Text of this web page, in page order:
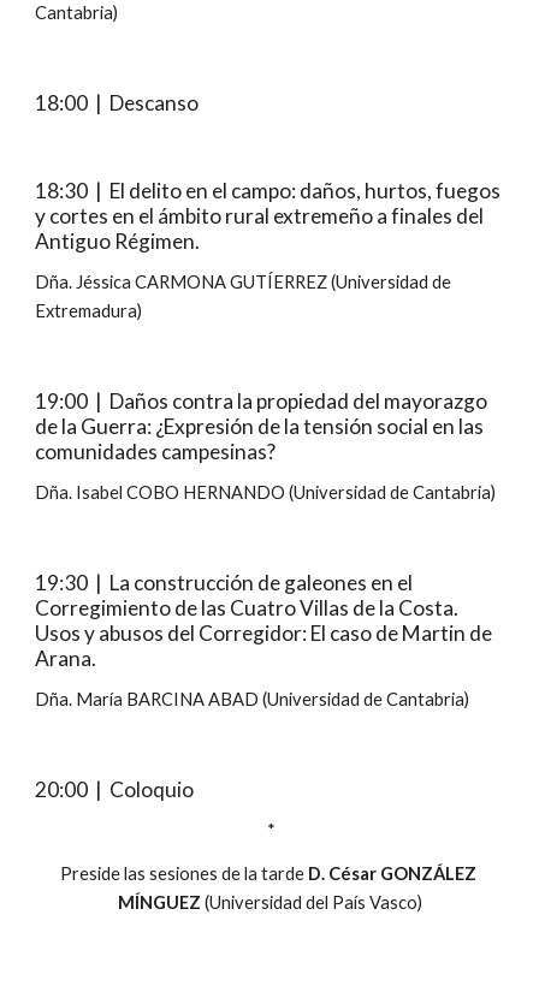
Cantabria)
18:00  |  Descanso
18:30  |  El delito en el campo: daños, hurtos, fuegos
y cortes en el ámbito rural extremeño a finales del
Antiguo Régimen.
Dña. Jéssica CARMONA GUTÍERREZ (Universidad de
Extremadura)
19:00  |  Daños contra la propiedad del mayorazgo
de la Guerra: ¿Expresión de la tensión social en las
comunidades campesinas?
Dña. Isabel COBO HERNANDO (Universidad de Cantabria)
19:30  |  La construcción de galeones en el
Corregimiento de las Cuatro Villas de la Costa.
Usos y abusos del Corregidor: El caso de Martin de
Arana.
Dña. María BARCINA ABAD (Universidad de Cantabria)
20:00  |  Coloquio
*
Preside las sesiones de la tarde D. César GONZÁLEZ
MÍNGUEZ (Universidad del País Vasco)